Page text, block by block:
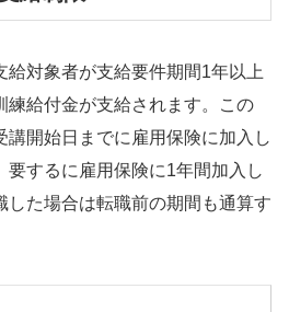
給対象者が支給要件期間1年以上
練給付金が支給されます。この
講開始日までに雇用保険に加入し
要するに雇用保険に1年間加入し
した場合は転職前の期間も通算す